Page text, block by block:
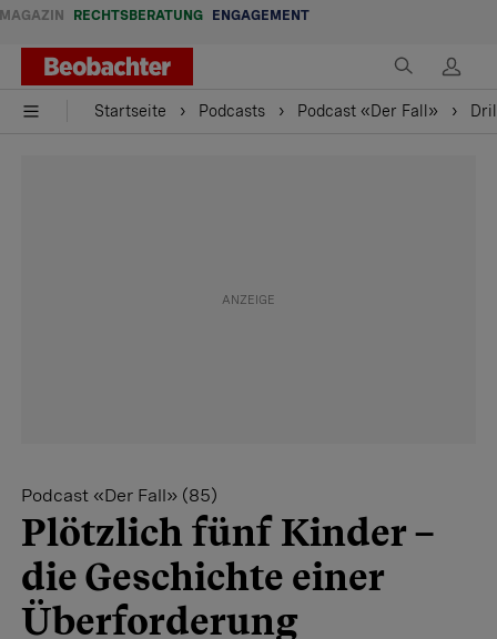
MAGAZIN RECHTSBERATUNG ENGAGEMENT
Startseite Podcasts Podcast «Der Fall»
Podcast «Der Fall» (85)
Plötzlich fünf Kinder –
die Geschichte einer
Überforderung